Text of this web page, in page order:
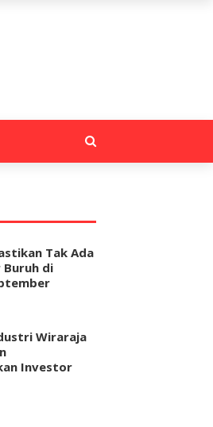
Tak Ada
Buruh di
Wiraraja
Investor